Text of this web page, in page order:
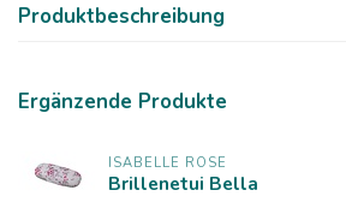
Produktbeschreibung
Ergänzende Produkte
ISABELLE ROSE
Brillenetui Bella